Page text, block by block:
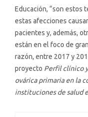
Educación, “son estos
estas afecciones
pacientes y, además,
están en el foco de
razón, entre 2017 y
proyecto Perfil clínico
ovárica primaria en la
instituciones de salud